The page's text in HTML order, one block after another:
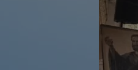
р
и
а